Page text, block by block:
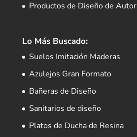
Productos de Diseño de Autor
Lo Más Buscado:
Suelos Imitación Maderas
Azulejos Gran Formato
Bañeras de Diseño
Sanitarios de diseño
Platos de Ducha de Resina